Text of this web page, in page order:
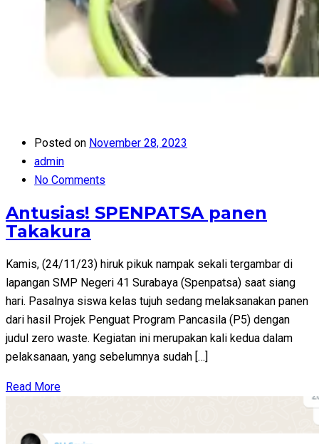
Posted on November 28, 2023
admin
No Comments
Antusias! SPENPATSA panen
Takakura
Kamis, (24/11/23) hiruk pikuk nampak sekali tergambar di
lapangan SMP Negeri 41 Surabaya (Spenpatsa) saat siang
hari. Pasalnya siswa kelas tujuh sedang melaksanakan panen
dari hasil Projek Penguat Program Pancasila (P5) dengan
judul zero waste. Kegiatan ini merupakan kali kedua dalam
pelaksanaan, yang sebelumnya sudah […]
Read More